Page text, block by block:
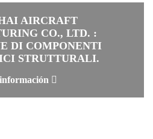
AIRCRAFT
CO., LTD. :
DI COMPONENTI
STRUTTURALI.